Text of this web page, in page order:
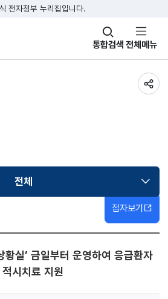
전자정부 누리집입니다.
통합검색
창
열기 전체메뉴
전체선택됨
점자보기
황실’ 금일부터 운영하여 응급환자
적시치료 지원